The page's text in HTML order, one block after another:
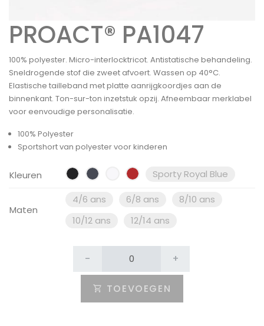
PROACT® PA1047
100% polyester. Micro-interlocktricot. Antistatische behandeling.
Sneldrogende stof die zweet afvoert. Wassen op 40°C.
Elastische tailleband met platte aanrijgkoordjes aan de
binnenkant. Ton-sur-ton inzetstuk opzij. Afneembaar merklabel
voor eenvoudige personalisatie.
100% Polyester
Sportshort van polyester voor kinderen
Kleuren Sporty Royal Blue
Maten
4/6 ans 6/8 ans
8/10 ans
10/12 ans
12/14 ans
- +
TOEVOEGEN